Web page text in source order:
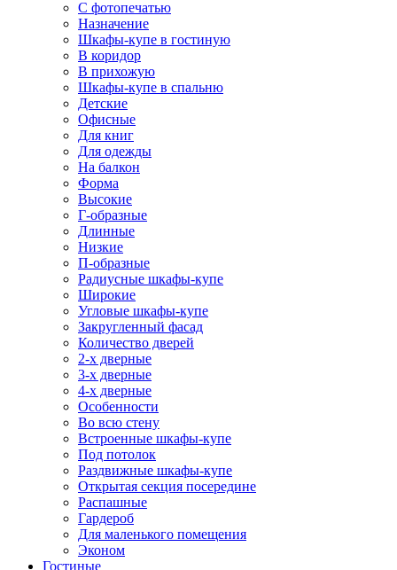
С фотопечатью
Назначение
Шкафы-купе в гостиную
В коридор
В прихожую
Шкафы-купе в спальню
Детские
Офисные
Для книг
Для одежды
На балкон
Форма
Высокие
Г-образные
Длинные
Низкие
П-образные
Радиусные шкафы-купе
Широкие
Угловые шкафы-купе
Закругленный фасад
Количество дверей
2-х дверные
3-х дверные
4-х дверные
Особенности
Во всю стену
Встроенные шкафы-купе
Под потолок
Раздвижные шкафы-купе
Открытая секция посередине
Распашные
Гардероб
Для маленького помещения
Эконом
Гостиные